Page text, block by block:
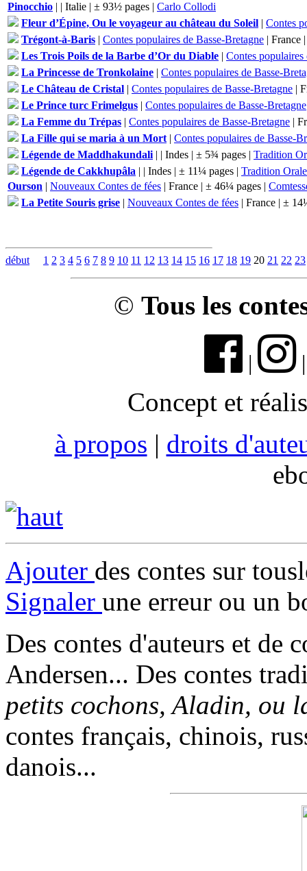
Pinocchio | | Italie | ± 93½ pages | Carlo Collodi
Fleur d’Épine, Ou le voyageur au château du Soleil | Contes
Trégont-à-Baris | Contes populaires de Basse-Bretagne | France
Les Trois Poils de la Barbe d’Or du Diable | Contes populaires
La Princesse de Tronkolaine | Contes populaires de Basse-
Le Château de Cristal | Contes populaires de Basse-Bretagne |
Le Prince turc Frimelgus | Contes populaires de Basse-Bretagne
La Femme du Trépas | Contes populaires de Basse-Bretagne |
La Fille qui se maria à un Mort | Contes populaires de Basse-
Légende de Maddhakundali | | Indes | ± 5¾ pages | Tradition
Légende de Cakkhupâla | | Indes | ± 11¼ pages | Tradition Orale
Ourson | Nouveaux Contes de fées | France | ± 46¼ pages |
La Petite Souris grise | Nouveaux Contes de fées | France | ±
début 1 2 3 4 5 6 7 8 9 10 11 12 13 14 15 16 17 18 19 20 21 22 23
© Tous les
|
Concept et
à propos | droits
Ajouter des contes sur
Signaler une erreur ou un
Des contes d'auteurs et de
Andersen... Des contes
petits cochons, Aladin, ou
contes français, chinois,
danois...